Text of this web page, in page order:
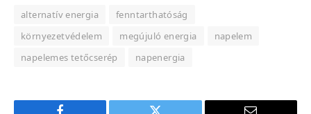
alternatív energia
fenntarthatóság
környezetvédelem
megújuló energia
napelem
napelemes tetőcserép
napenergia